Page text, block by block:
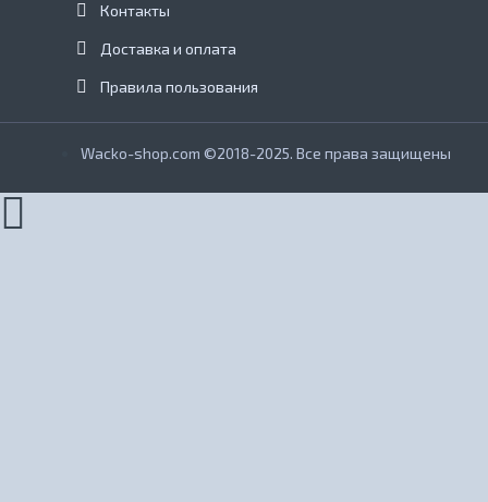
Контакты
Доставка и оплата
Правила пользования
Wacko-shop.com ©2018-2025. Все права защищены